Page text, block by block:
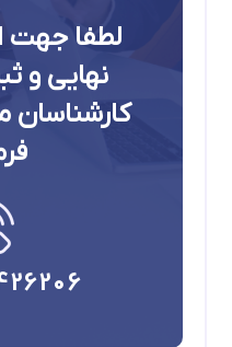
لطفا جهت
نهایی و
(021)